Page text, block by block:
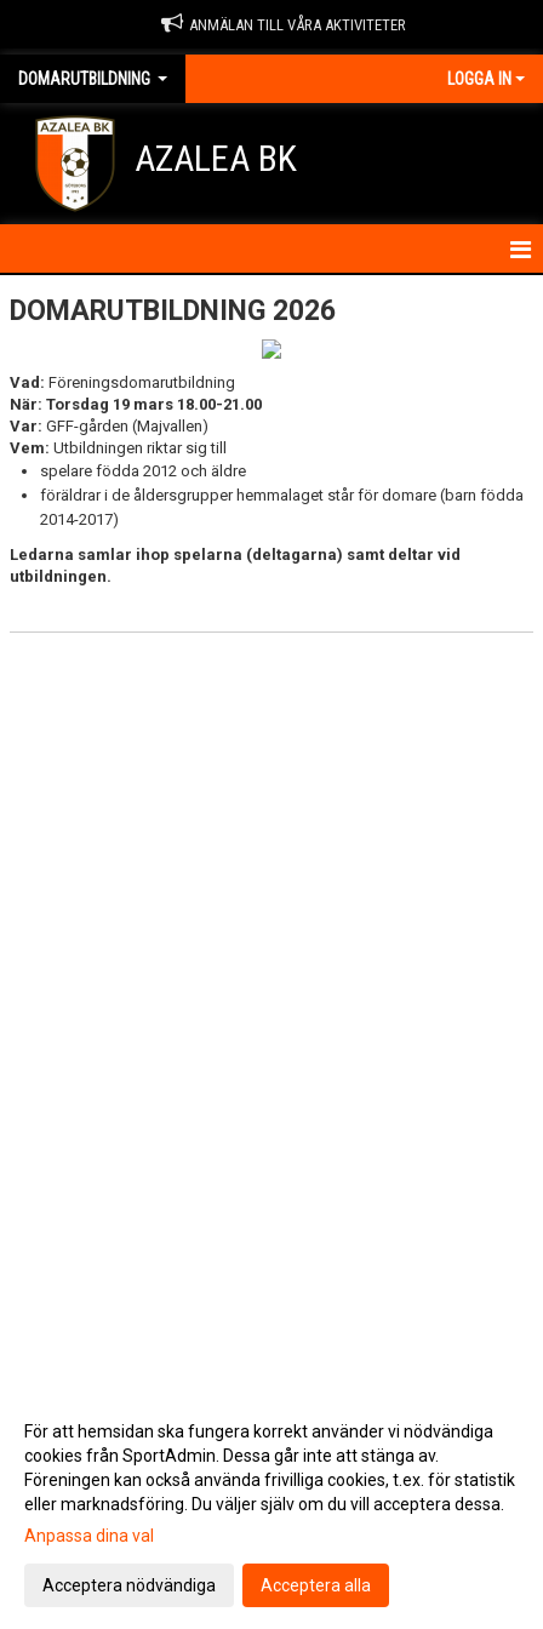
ANMÄLAN TILL VÅRA AKTIVITETER
DOMARUTBILDNING LOGGA IN
AZALEA BK
HEM
DOMARUTBILDNING 2026
Vad: Föreningsdomarutbildning
När: Torsdag 19 mars 18.00-21.00
Var: GFF-gården (Majvallen)
Vem: Utbildningen riktar sig till
spelare födda 2012 och äldre
föräldrar i de åldersgrupper hemmalaget står för domare (barn födda
2014-2017)
Ledarna samlar ihop spelarna (deltagarna) samt deltar vid
utbildningen.
Gå till Webbversion
För att hemsidan ska fungera korrekt använder vi nödvändiga
cookies från SportAdmin. Dessa går inte att stänga av.
Föreningen kan också använda frivilliga cookies, t.ex. för statistik
eller marknadsföring. Du väljer själv om du vill acceptera dessa.
Anpassa dina val
Acceptera nödvändiga Acceptera alla